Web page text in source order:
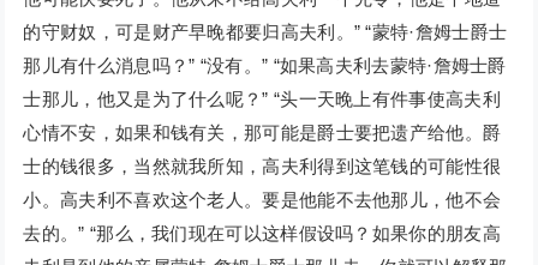
的守财奴，可是财产早晚都要归高夫利。” “蒙特·詹姆士爵士
那儿有什么消息吗？” “没有。” “如果高夫利去蒙特·詹姆士爵
士那儿，他又是为了什么呢？” “头一天晚上有件事使高夫利
心情不安，如果和钱有关，那可能是爵士要把遗产给他。爵
士的钱很多，当然就我所知，高夫利得到这笔钱的可能性很
小。高夫利不喜欢这个老人。要是他能不去他那儿，他不会
去的。” “那么，我们现在可以这样假设吗？如果你的朋友高